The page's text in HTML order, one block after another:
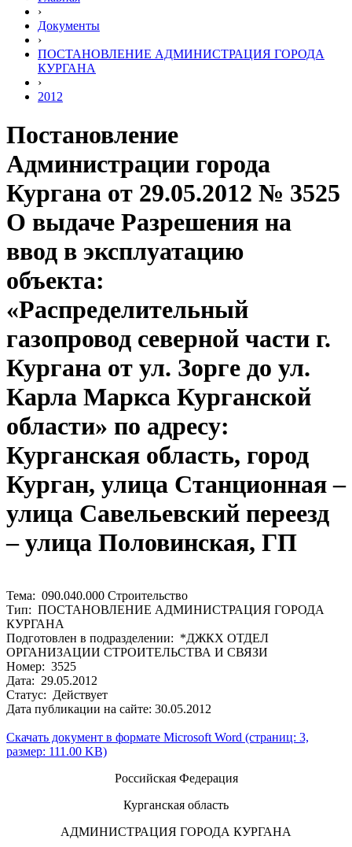
›
Документы
›
ПОСТАНОВЛЕНИЕ АДМИНИСТРАЦИЯ ГОРОДА
КУРГАНА
›
2012
Постановление
Администрации города
Кургана от 29.05.2012 № 3525
О выдаче Разрешения на
ввод в эксплуатацию
объекта:
«Распределительный
газопровод северной части г.
Кургана от ул. Зорге до ул.
Карла Маркса Курганской
области» по адресу:
Курганская область, город
Курган, улица Станционная –
улица Савельевский переезд
– улица Половинская, ГП
Тема: 090.040.000 Строительство
Тип: ПОСТАНОВЛЕНИЕ АДМИНИСТРАЦИЯ ГОРОДА
КУРГАНА
Подготовлен в подразделении: *ДЖКХ ОТДЕЛ
ОРГАНИЗАЦИИ СТРОИТЕЛЬСТВА И СВЯЗИ
Номер: 3525
Дата: 29.05.2012
Статус: Действует
Дата публикации на сайте: 30.05.2012
Скачать документ в формате Microsoft Word (страниц: 3,
размер: 111.00 KB)
Российская Федерация
Курганская область
АДМИНИСТРАЦИЯ ГОРОДА КУРГАНА